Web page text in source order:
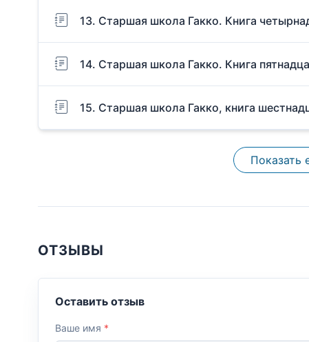
13. Старшая школа Гакко. Книга
14. Старшая школа Гакко. Книга
15. Старшая школа Гакко, книга
Показать
ОТЗЫВЫ
Оставить отзыв
Ваше имя *